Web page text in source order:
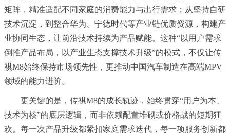
矩阵，精准适配不同家庭的消费能力与出行需求；从坚持自研
技术沉淀，到整合华为、宁德时代等产业链优质资源，构建产
业协同生态，让前沿技术持续为产品赋能。这种“以用户需求
倒推产品布局，以产业生态支撑技术升级”的模式，不仅让传
祺M8始终保持市场领先性，更推动中国汽车制造在高端MPV
领域的能力进阶。
更关键的是，传祺M8的成长轨迹，始终贯穿“用户为本、
技术为核”的底层逻辑，而非依赖配置堆砌或价格战的短期狂
欢。每一次产品升级都紧扣家庭需求迭代，每一项服务创新都